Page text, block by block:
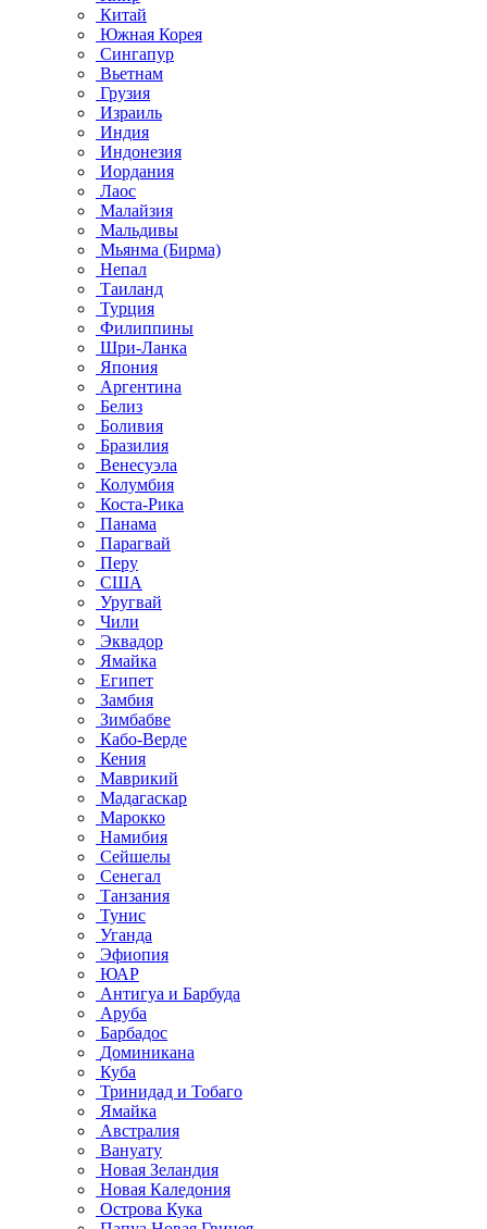
Китай
Южная Корея
Сингапур
Вьетнам
Грузия
Израиль
Индия
Индонезия
Иордания
Лаос
Малайзия
Мальдивы
Мьянма (Бирма)
Непал
Таиланд
Турция
Филиппины
Шри-Ланка
Япония
Аргентина
Белиз
Боливия
Бразилия
Венесуэла
Колумбия
Коста-Рика
Панама
Парагвай
Перу
США
Уругвай
Чили
Эквадор
Ямайка
Египет
Замбия
Зимбабве
Кабо-Верде
Кения
Маврикий
Мадагаскар
Марокко
Намибия
Сейшелы
Сенегал
Танзания
Тунис
Уганда
Эфиопия
ЮАР
Антигуа и Барбуда
Аруба
Барбадос
Доминикана
Куба
Тринидад и Тобаго
Ямайка
Австралия
Вануату
Новая Зеландия
Новая Каледония
Острова Кука